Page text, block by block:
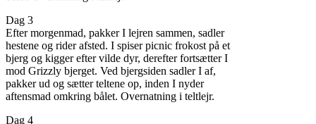
Dag 3
Efter morgenmad, pakker I lejren sammen, sadler
hestene og rider afsted. I spiser picnic frokost på et
bjerg og kigger efter vilde dyr, derefter fortsætter I
mod Grizzly bjerget. Ved bjergsiden sadler I af,
pakker ud og sætter teltene op, inden I nyder
aftensmad omkring bålet. Overnatning i teltlejr.
Dag 4